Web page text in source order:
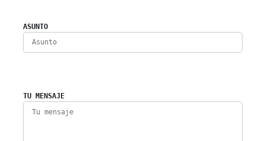
ASUNTO
TU MENSAJE